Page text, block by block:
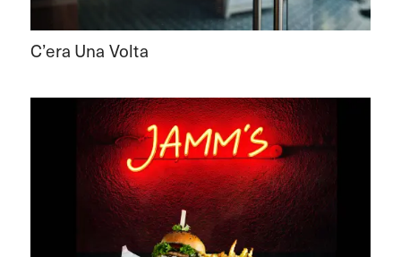
C’era Una Volta